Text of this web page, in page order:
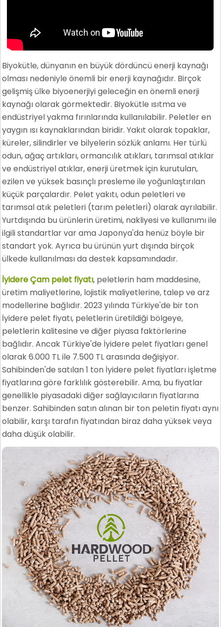
Biyokütle, dünyanın en büyük dördüncü enerji kaynağı
olması nedeniyle önemli bir enerji kaynağıdır. Birçok
gelişmiş ülke biyoenerjiyi geleceğin en önemli enerji
kaynağı olarak görmektedir. Biyokütle ısıtma ve
endüstriyel yakma fırınlarında kullanılabilir. Peletler en
yaygın ısı kaynaklarından biridir. Yakıt olarak topaklar,
küreler, silindirler ve bilyelerin sözlük anlamı. Her türlü
odun, ağaç artıkları, ormancılık atıkları, tarımsal atıklar
ve endüstriyel atıklar, enerji üretmek için kurutulan,
ezilen ve yüksek basınçlı presleme ile yoğunlaştırılan
küçük parçalardır. Pelet yakıtı, odun peletleri ve
tarımsal atık peletleri (tarım peletleri) olarak ayrılabilir.
Yurtdışında bu ürünlerin üretimi, nakliyesi ve kullanımı ile
ilgili standartlar var ama Japonya'da henüz böyle bir
standart yok. Ayrıca bu ürünün yurt dışında birçok
ülkede kullanılması da destek kapsamındadır.
İyidere Çam pelet fiyatı, peletlerin ham maddesine,
üretim maliyetlerine, lojistik maliyetlerine, talep ve arz
modellerine bağlıdır. 2023 yılında Türkiye'de bir ton
İyidere pelet fiyatı, peletlerin üretildiği bölgeye,
peletlerin kalitesine ve diğer piyasa faktörlerine
bağlıdır. Ancak Türkiye'de İyidere pelet fiyatları genel
olarak 6.000 TL ile 7.500 TL arasında değişiyor.
Sahibinden'de satılan 1 ton İyidere pelet fiyatları işletme
fiyatlarına göre farklılık gösterebilir. Ama, bu fiyatlar
genellikle piyasadaki diğer sağlayıcıların fiyatlarına
benzer. Sahibinden satın alınan bir ton peletin fiyatı aynı
olabilir, karşı tarafın fiyatından biraz daha yüksek veya
daha düşük olabilir.